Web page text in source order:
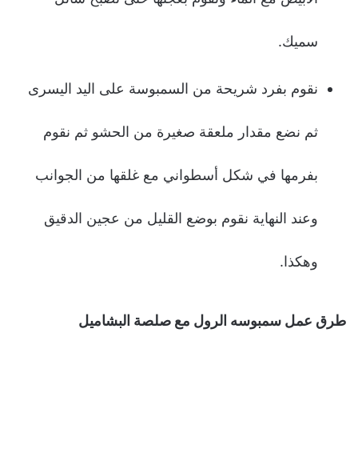
سميك.
نقوم بفرد شريحة من السمبوسة على اليد اليسرى
ثم نضع مقدار ملعقة صغيرة من الحشو ثم نقوم
بفرمها في شكل أسطواني مع غلقها من الجوانب
وعند النهاية نقوم بوضع القليل من عجين الدقيق
وهكذا.
طرق عمل سمبوسه الرول مع صلصة البشاميل